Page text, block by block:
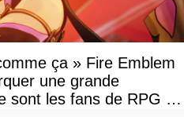
ça » Fire Emblem
une grande
sont les fans de RPG en